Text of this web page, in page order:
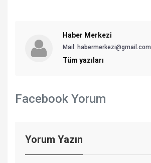
Haber Merkezi
Mail: habermerkezi@gmail.com
Tüm yazıları
Facebook Yorum
Yorum Yazın